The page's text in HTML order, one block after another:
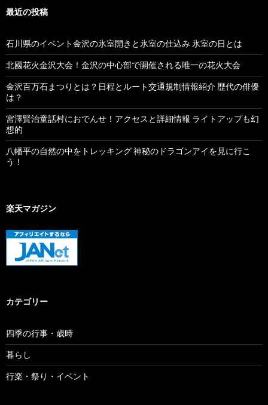
最近の投稿
石川県のイベント金沢の氷室開きと氷室の仕込み 氷室の日とは
北國花火金沢大会！金沢の中心部で開催される唯一の花火大会
金沢百万石まつりとは？日程とルート交通規制情報紹介 歴代の俳優
は？
宮澤賢治童話村におでんせ！アクセスと詳細情報 ライトアップも幻
想的
八幡平の自然の中をトレッキング 神秘のドラゴンアイを見に行こ
う！
楽天マガジン
カテゴリー
四季の行事・歳時
暮らし
行楽・祭り・イベント